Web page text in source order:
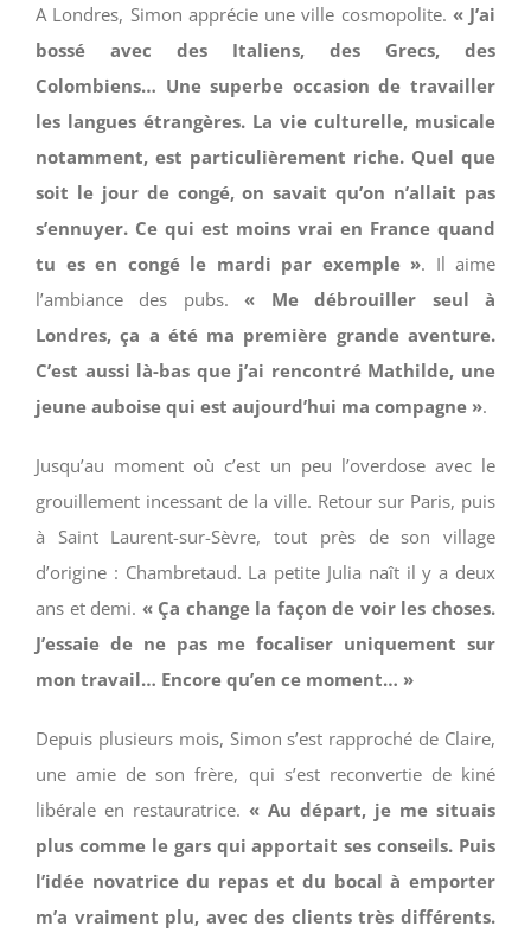
A Londres, Simon apprécie une ville cosmopolite. « J’ai
bossé avec des Italiens, des Grecs, des
Colombiens… Une superbe occasion de travailler
les langues étrangères. La vie culturelle, musicale
notamment, est particulièrement riche. Quel que
soit le jour de congé, on savait qu’on n’allait pas
s’ennuyer. Ce qui est moins vrai en France quand
tu es en congé le mardi par exemple ». Il aime
l’ambiance des pubs.« Me débrouiller seul à
Londres, ça a été ma première grande aventure.
C’est aussi là-bas que j’ai rencontré Mathilde, une
jeune auboise qui est aujourd’hui ma compagne ».
Jusqu’au moment où c’est un peu l’overdose avec le
grouillement incessant de la ville. Retour sur Paris, puis
à Saint Laurent-sur-Sèvre, tout près de son village
d’origine : Chambretaud. La petite Julia naît il y a deux
ans et demi. « Ça change la façon de voir les choses.
J’essaie de ne pas me focaliser uniquement sur
mon travail… Encore qu’en ce moment… »
Depuis plusieurs mois, Simon s’est rapproché de Claire,
une amie de son frère, qui s’est reconvertie de kiné
libérale en restauratrice. « Au départ, je me situais
plus comme le gars qui apportait ses conseils. Puis
l’idée novatrice du repas et du bocal à emporter
m’a vraiment plu, avec des clients très différents.